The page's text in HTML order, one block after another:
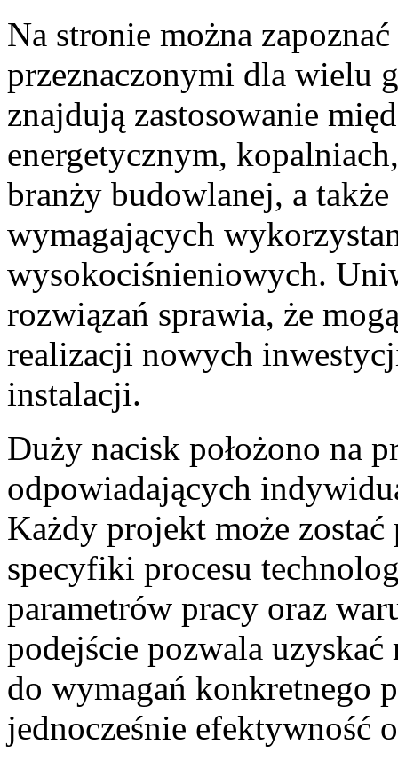
Na stronie można
przeznaczonymi dla wielu
znajdują zastosowanie
energetycznym,
branży budowlanej, a
wymagających
wysokociśnieniowych.
rozwiązań sprawia, że
realizacji nowych
instalacji.
Duży nacisk położono na
odpowiadających
Każdy projekt może
specyfiki procesu
parametrów pracy oraz
podejście pozwala
do wymagań konkretnego
jednocześnie efektywność